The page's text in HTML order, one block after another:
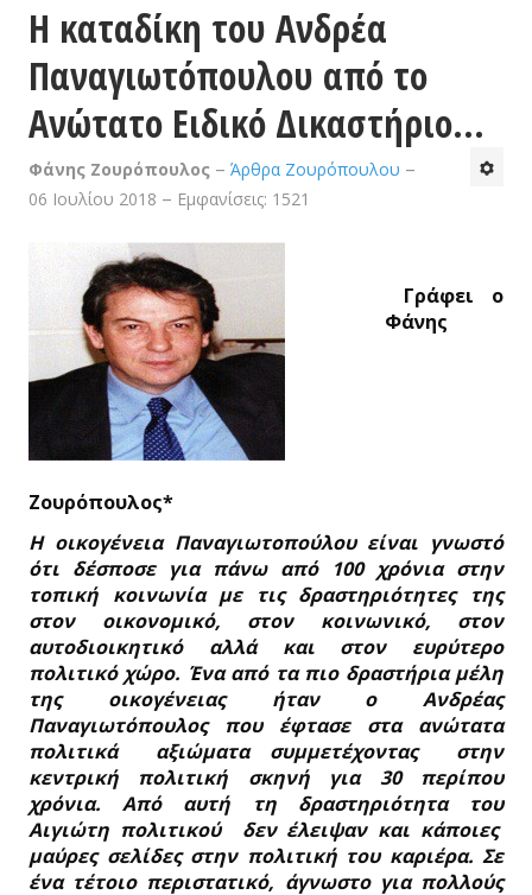
Η καταδίκη του Ανδρέα
Παναγιωτόπουλου από το
Ανώτατο Ειδικό Δικαστήριο…
Φάνης Ζουρόπουλος
Άρθρα Ζουρόπουλου
06 Ιουλίου 2018
Εμφανίσεις: 1521
Γράφει ο
Φάνης
Ζουρόπουλος*
Η οικογένεια Παναγιωτοπούλου είναι γνωστό
ότι δέσποσε για πάνω από 100 χρόνια στην
τοπική κοινωνία με τις δραστηριότητες της
στον οικονομικό, στον κοινωνικό, στον
αυτοδιοικητικό αλλά και στον ευρύτερο
πολιτικό χώρο. Ένα από τα πιο δραστήρια μέλη
της οικογένειας ήταν ο Ανδρέας
Παναγιωτόπουλος που έφτασε στα ανώτατα
πολιτικά αξιώματα συμμετέχοντας στην
κεντρική πολιτική σκηνή για 30 περίπου
χρόνια. Από αυτή τη δραστηριότητα του
Αιγιώτη πολιτικού δεν έλειψαν και κάποιες
μαύρες σελίδες στην πολιτική του καριέρα. Σε
ένα τέτοιο περιστατικό, άγνωστο για πολλούς